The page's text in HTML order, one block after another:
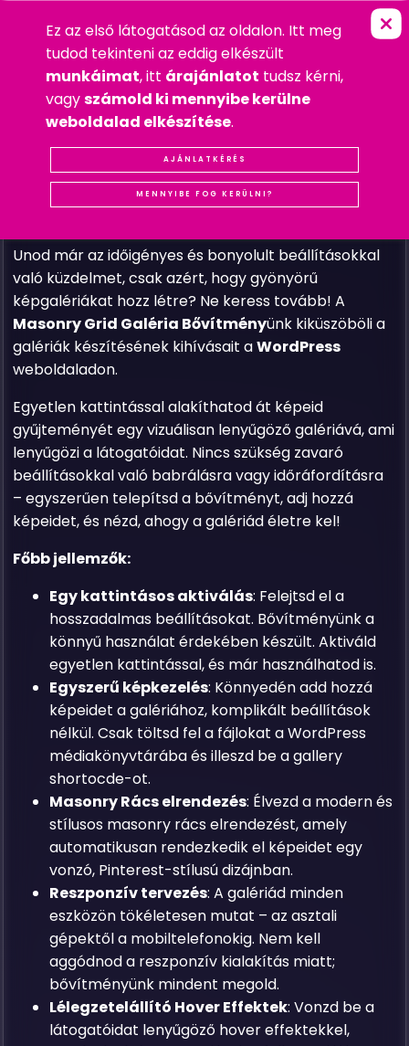
ASONRY GRID GA I –
»
WORDPRESS
2023. SZEPTEMBER 25. HÉTFŐ
WORDPRESS
#WORDPRESS PLUGIN
Galéria Bővítményt – Megoldás a lenyűgöző
képgalériák könnyed és látványos
létrehozásához a beépített gallery shortocde
Unod már az időigényes és bonyolult beállításokkal
való küzdelmet, csak azért, hogy gyönyörű
képgalériákat hozz létre? Ne keress tovább! A
Masonry Grid Galéria Bővítményünk kiküszöböli a
galériák készítésének kihívásait aWordPress
weboldaladon.
Egyetlen kattintással alakíthatod át képeid
gyűjteményét egy vizuálisan lenyűgöző galériává, ami
lenyűgözi a látogatóidat. Nincs szükség zavaró
beállításokkal való babrálásra vagy időráfordításra
– egyszerűen telepítsd a bővítményt, adj hozzá
képeidet, és nézd, ahogy a galériád életre kel!
Főbb jellemzők:
Egy kattintásos aktiválás: Felejtsd el a
hosszadalmas beállításokat. Bővítményünk a
könnyű használat érdekében készült. Aktiváld
egyetlen kattintással, és már használhatod is.
Egyszerű képkezelés: Könnyedén add hozzá
képeidet a galériához, komplikált beállítások
nélkül. Csak töltsd fel a fájlokat a WordPress
médiakönyvtárába és illeszd be a gallery
shortocde-ot.
Masonry Rács elrendezés: Élvezd a modern és
stílusos masonry rács elrendezést, amely
automatikusan rendezkedik el képeidet egy
vonzó, Pinterest-stílusú dizájnban.
Reszponzív tervezés: A galériád minden
eszközön tökéletesen mutat – az asztali
gépektől a mobiltelefonokig. Nem kell
aggódnod a reszponzív kialakítás miatt;
bővítményünk mindent megold.
Lélegzetelállító Hover Effektek: Vonzd be a
látogatóidat lenyűgöző hover effektekkel,
Ez az első látogatásod az oldalon. Itt meg
tudod tekinteni az eddig elkészült
munkáimat, itt árajánlatot tudsz kérni,
vagyszámold ki mennyibe kerülne
weboldalad elkészítése.
AJÁNLATKÉRÉS
MENNYIBE FOG KERÜLNI?